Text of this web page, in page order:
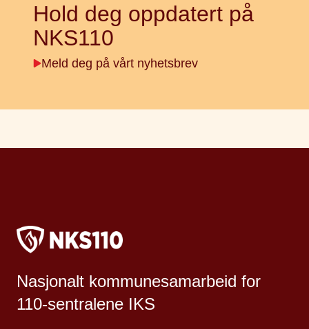
Hold deg oppdatert på
NKS110
Meld deg på vårt nyhetsbrev
Nasjonalt kommunesamarbeid for
110-sentralene IKS